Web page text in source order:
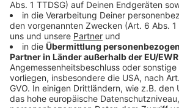
Bürgerwehren besonders im
im Rheinland verbreitet
Anzeige
Die Gruppen in anderen Städten in
aus. Die "Bruderschaft Deutschland"